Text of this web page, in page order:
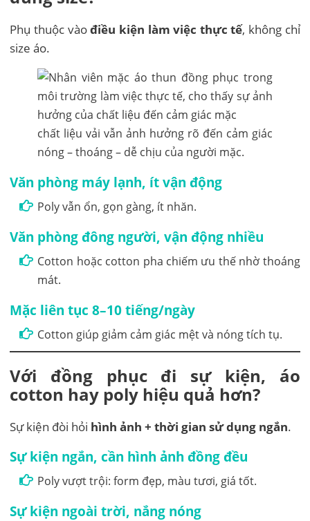
Phụ thuộc vàođiều kiện làm việc thực tế, không chỉ
size áo.
chất liệu vải vẫn ảnh hưởng rõ đến cảm giác
nóng – thoáng – dễ chịu của người mặc.
Văn phòng máy lạnh, ít vận động
Poly vẫn ổn, gọn gàng, ít nhăn.
Văn phòng đông người, vận động nhiều
Cotton hoặc cotton pha chiếm ưu thế nhờ thoáng
mát.
Mặc liên tục 8–10 tiếng/ngày
Cotton giúp giảm cảm giác mệt và nóng tích tụ.
Với đồng phục đi sự kiện, áo
cotton hay poly hiệu quả hơn?
Sự kiện đòi hỏi hình ảnh + thời gian sử dụng ngắn.
Sự kiện ngắn, cần hình ảnh đồng đều
Poly vượt trội: form đẹp, màu tươi, giá tốt.
Sự kiện ngoài trời, nắng nóng